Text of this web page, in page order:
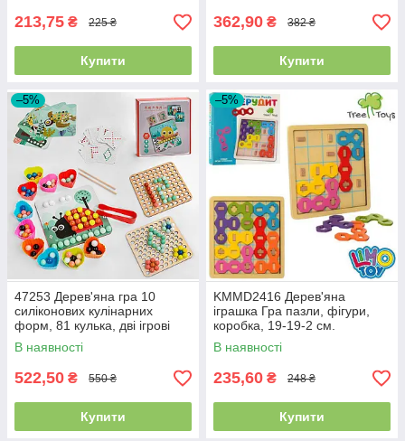
213,75 ₴ 225 ₴
Купити
362,90 ₴ 382 ₴
Купити
–5%
47253 Дерев'яна гра 10
силіконових кулінарних
форм, 81 кулька, дві ігрові
панелі, 36 карток із фігурами
та
В наявності
522,50 ₴ 550 ₴
Купити
–5%
KMMD2416 Дерев'яна
іграшка Гра пазли, фігури,
коробка, 19-19-2 см.
В наявності
235,60 ₴ 248 ₴
Купити